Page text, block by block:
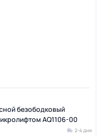
безободковый
AQ1106-00
2-4 дня